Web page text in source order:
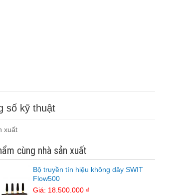
số kỹ thuật
xuất
cùng nhà sản xuất
Bộ truyền tín hiệu không dây SWIT
Flow500
Giá: 18.500.000 ₫